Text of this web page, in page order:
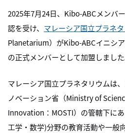
2025年7月24日、Kibo-ABCメンバ
認を受け、 マレーシア国立プラネ
Planetarium）がKibo-ABCイニシア
の正式メンバーとして加盟しました
マレーシア国立プラネタリウムは
ノベーション省（Ministry of
Innovation：MOSTI）の管轄下にあ
工学・数学)分野の教育活動や一般